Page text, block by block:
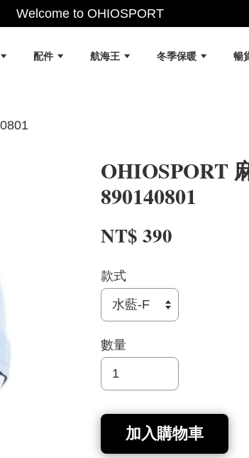
Welcome to OHIOSPORT
配件 航海王 冬季保暖 暢
OHIOSPORT
890140801
NT$ 390
款式
數量
加入購物車